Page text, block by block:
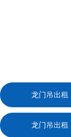
龙门吊出租
龙门吊出租